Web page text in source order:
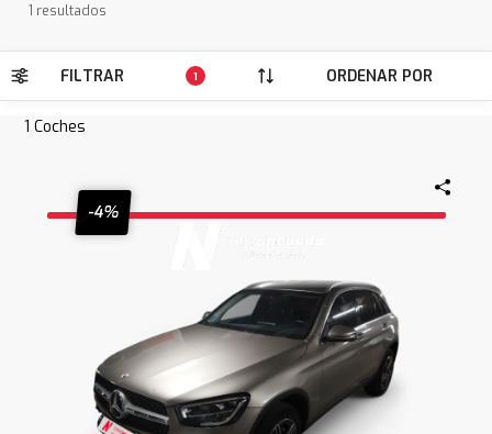
1 resultados
FILTRAR 1 ORDENAR POR
1 Coches
-4%